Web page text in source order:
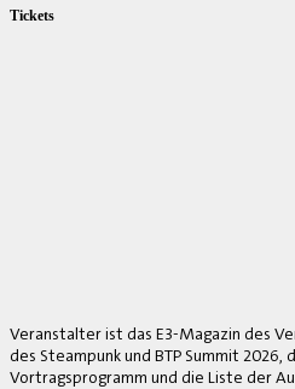
Tickets
Veranstalter ist das E3-Magazin des
des Steampunk und BTP Summit
Vortragsprogramm und die Liste der